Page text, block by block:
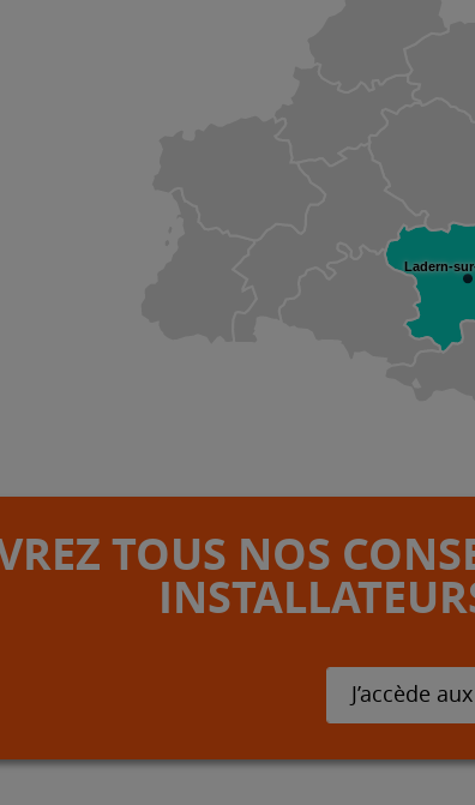
Ladern-
TOUS NOS
J’accède